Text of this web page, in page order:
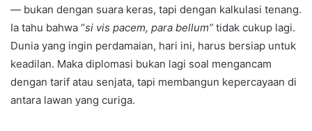
— bukan dengan suara keras, tapi dengan kalkulasi tenang.
Ia tahu bahwa “si vis pacem, para bellum” tidak cukup lagi.
Dunia yang ingin perdamaian, hari ini, harus bersiap untuk
keadilan. Maka diplomasi bukan lagi soal mengancam
dengan tarif atau senjata, tapi membangun kepercayaan di
antara lawan yang curiga.